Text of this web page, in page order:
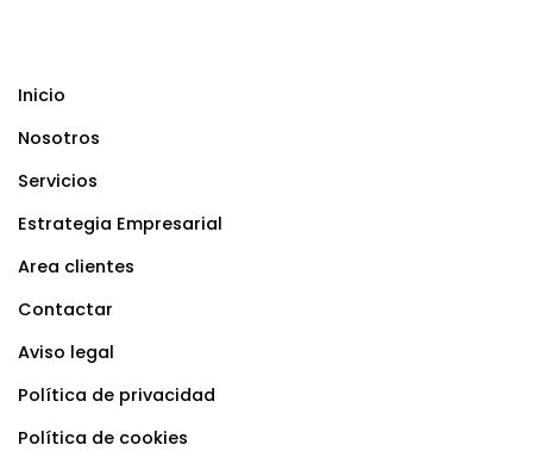
Inicio
Nosotros
Servicios
Estrategia Empresarial
Area clientes
Contactar
Aviso legal
Política de privacidad
Política de cookies